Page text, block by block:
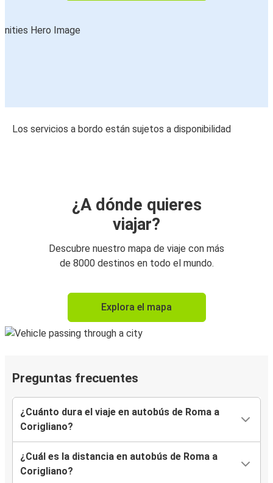
Los servicios a bordo están sujetos a disponibilidad
¿A dónde quieres
viajar?
Descubre nuestro mapa de viaje con más
de 8000 destinos en todo el mundo.
Explora el mapa
Preguntas frecuentes
¿Cuánto dura el viaje en autobús de Roma a
Corigliano?
¿Cuál es la distancia en autobús de Roma a
Corigliano?